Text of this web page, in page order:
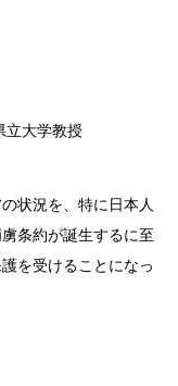
大学教授
状況を、特に日本人
条約が誕生するに至
を受けることになっ